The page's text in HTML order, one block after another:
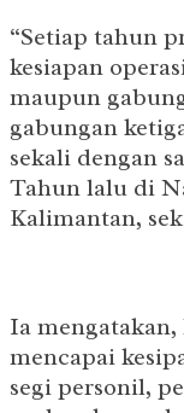
“Setiap tahun
kesiapan
maupun
gabungan
sekali dengan
Tahun lalu di
Kalimantan,
Ia
mencapai
segi personil,